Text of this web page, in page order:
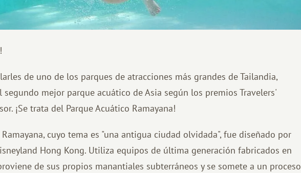
de uno de los parques de atracciones más grandes de Tailandia,
segundo mejor parque acuático de Asia según los premios Travelers'
¡Se trata del Parque Acuático Ramayana!
cuyo tema es "una antigua ciudad olvidada", fue diseñado por
Hong Kong. Utiliza equipos de última generación fabricados en
de sus propios manantiales subterráneos y se somete a un proceso